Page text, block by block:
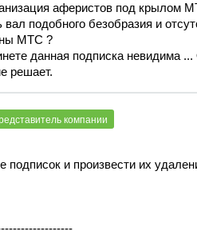
аферистов под крылом
подобного безобразия и
МТС ?
данная подписка невидима
решает.
компании
подписок и произвести их